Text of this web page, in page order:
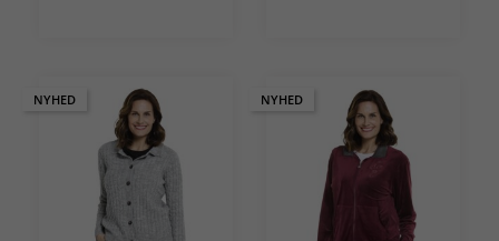
NYHED NYHED